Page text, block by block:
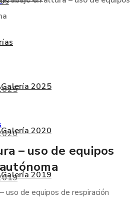
Galería 2025
Galería 2020
Galería 2019
– uso de equipos
uso de equipos de respiración